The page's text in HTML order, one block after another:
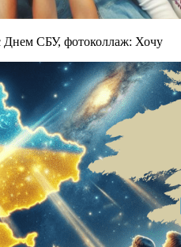
Днем СБУ, фотоколлаж: Хочу